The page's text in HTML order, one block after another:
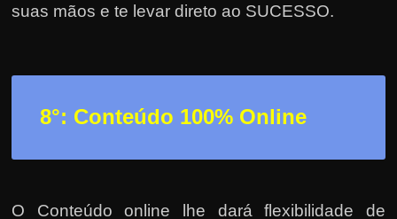
suas mãos e te levar direto ao SUCESSO.
8°: Conteúdo 100% Online
O Conteúdo online lhe dará flexibilidade de